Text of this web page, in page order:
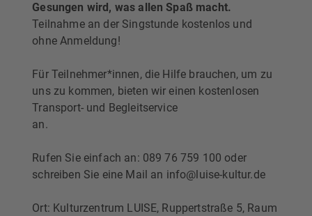
Gesungen wird, was allen Spaß macht.
Teilnahme an der Singstunde kostenlos und
ohne Anmeldung!
Für Teilnehmer*innen, die Hilfe brauchen, um zu
uns zu kommen, bieten wir einen kostenlosen
Transport- und Begleitservice
an.
Rufen Sie einfach an: 089 76 759 100 oder
schreiben Sie eine Mail an info@luise-kultur.de
Ort: Kulturzentrum LUISE, Ruppertstraße 5, Raum